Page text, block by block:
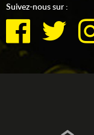
Suivez-nous sur :